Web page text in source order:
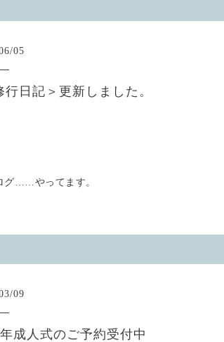
/05
日記＞更新しました。
グ……やってます。
/09
成人式のご予約受付中